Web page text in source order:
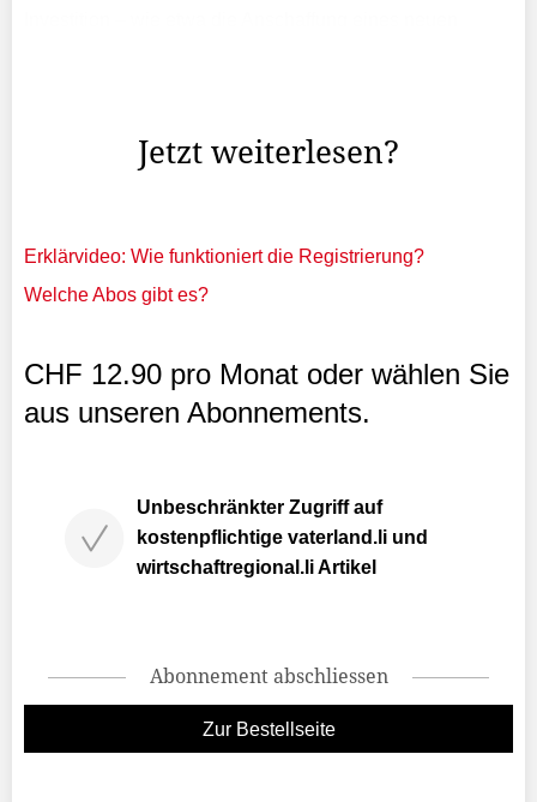
Jetzt weiterlesen?
Erklärvideo: Wie funktioniert die Registrierung?
Welche Abos gibt es?
CHF 12.90 pro Monat oder wählen Sie
aus unseren Abonnements.
Unbeschränkter Zugriff auf
kostenpflichtige vaterland.li und
wirtschaftregional.li Artikel
Abonnement abschliessen
Zur Bestellseite